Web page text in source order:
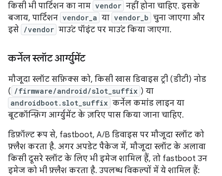
किसी भी पार्टिशन का नाम vendor नहीं होना चाहिए. इसके
बजाय, पार्टिशन vendor_a या vendor_b चुना जाएगा और
इसे /vendor माउंट पॉइंट पर माउंट किया जाएगा.
कर्नेल स्लॉट आर्ग्युमेंट
मौजूदा स्लॉट सफ़िक्स को, किसी खास डिवाइस ट्री (डीटी) नोड
( /firmware/android/slot_suffix ) या
androidboot.slot_suffix कर्नेल कमांड लाइन या
बूटकॉन्फ़िग आर्ग्युमेंट के ज़रिए पास किया जाना चाहिए.
डिफ़ॉल्ट रूप से, fastboot, A/B डिवाइस पर मौजूदा स्लॉट को
फ़्लैश करता है. अगर अपडेट पैकेज में, मौजूदा स्लॉट के अलावा
किसी दूसरे स्लॉट के लिए भी इमेज शामिल हैं, तो fastboot उन
इमेज को भी फ़्लैश करता है. उपलब्ध विकल्पों में ये शामिल हैं: